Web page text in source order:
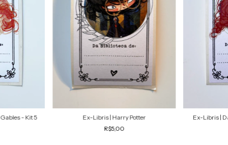
- Kit 5
Ex-Libris | Harry Potter
R$5,00
Ex-Libris |